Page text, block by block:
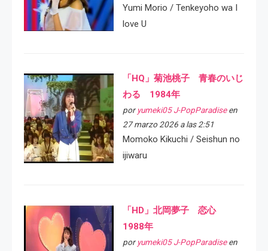
Yumi Morio / Tenkeyoho wa I
love U
「HQ」菊池桃子 青春のいじ
わる 1984年
por yumeki05 J-PopParadiseen
27 marzo 2026 a las 2:51
Momoko Kikuchi / Seishun no
ijiwaru
「HD」北岡夢子 恋心
1988年
por yumeki05 J-PopParadiseen